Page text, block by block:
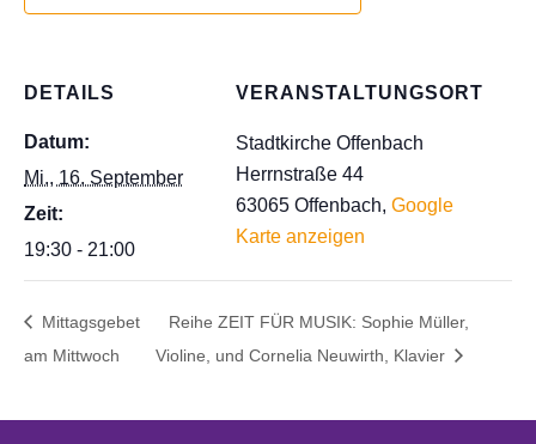
DETAILS
Datum:
Mi., 16. September
Zeit:
19:30 - 21:00
VERANSTALTUNGSORT
Stadtkirche Offenbach
Herrnstraße 44
63065 Offenbach, Google
Karte anzeigen
Mittagsgebet
am Mittwoch
Reihe ZEIT FÜR MUSIK: Sophie Müller,
Violine, und Cornelia Neuwirth, Klavier